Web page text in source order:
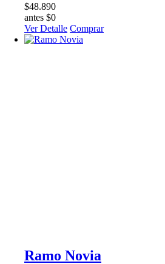
$48.890
antes $0
Ver Detalle Comprar
Ramo Novia